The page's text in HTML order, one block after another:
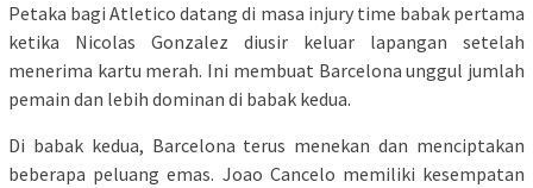
Petaka bagi Atletico datang di masa injury time babak pertama
ketika Nicolas Gonzalez diusir keluar lapangan setelah
menerima kartu merah. Ini membuat Barcelona unggul jumlah
pemain dan lebih dominan di babak kedua.
Di babak kedua, Barcelona terus menekan dan menciptakan
beberapa peluang emas. Joao Cancelo memiliki kesempatan